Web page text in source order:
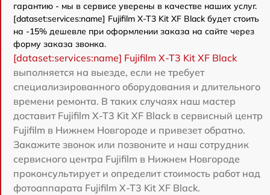
гарантию - мы в сервисе уверены в качестве наших услуг.
[dataset:services:name] Fujifilm X-T3 Kit XF Black будет стоить
на -15% дешевле при оформлении заказа на сайте через
форму заказа звонка.
[dataset:services:name] Fujifilm X-T3 Kit XF Black
выполняется на выезде, если не требует
специализированного оборудования и длительного
времени ремонта. В таких случаях наш мастер
доставит Fujifilm X-T3 Kit XF Black в сервисный центр
Fujifilm в Нижнем Новгороде и привезет обратно.
Закажите звонок или позвоните и наш сотрудник
сервисного центра Fujifilm в Нижнем Новгороде
проконсультирует и определит стоимость работ над
фотоаппарата Fujifilm X-T3 Kit XF Black.